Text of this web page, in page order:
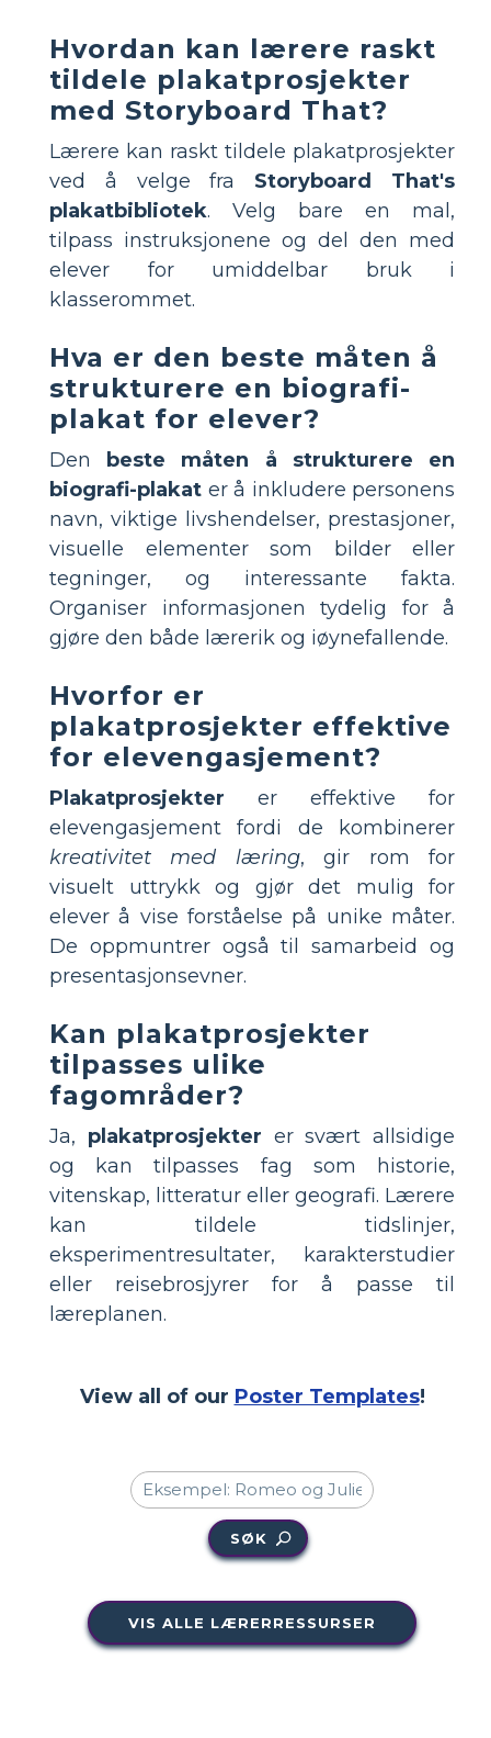
Hvordan kan lærere raskt
tildele plakatprosjekter
med Storyboard That?
Lærere kan raskt tildele plakatprosjekter
ved å velge fra Storyboard That's
plakatbibliotek. Velg bare en mal,
tilpass instruksjonene og del den med
elever for umiddelbar bruk i
klasserommet.
Hva er den beste måten å
strukturere en biografi-
plakat for elever?
Den beste måten å strukturere en
biografi-plakat er å inkludere personens
navn, viktige livshendelser, prestasjoner,
visuelle elementer som bilder eller
tegninger, og interessante fakta.
Organiser informasjonen tydelig for å
gjøre den både lærerik og iøynefallende.
Hvorfor er
plakatprosjekter effektive
for elevengasjement?
Plakatprosjekter er effektive for
elevengasjement fordi de kombinerer
kreativitet med læring, gir rom for
visuelt uttrykk og gjør det mulig for
elever å vise forståelse på unike måter.
De oppmuntrer også til samarbeid og
presentasjonsevner.
Kan plakatprosjekter
tilpasses ulike
fagområder?
Ja, plakatprosjekter er svært allsidige
og kan tilpasses fag som historie,
vitenskap, litteratur eller geografi. Lærere
kan tildele tidslinjer,
eksperimentresultater, karakterstudier
eller reisebrosjyrer for å passe til
læreplanen.
View all of our Poster Templates!
SØK
VIS ALLE LÆRERRESSURSER